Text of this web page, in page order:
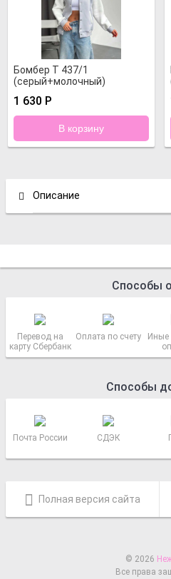
Бомбер Т 437/1
(серый+молочный)
1 630 Р
Описание
Способы
Перевод на
карту Сбербанк
Оплата по счету
Иные
Способы
Почта России СДЭК
Полная версия сайта
© 2026
Все права